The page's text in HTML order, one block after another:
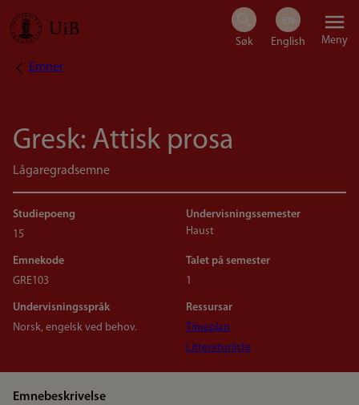
Hopp
Meny
Navigasjonssti
Emner
Gresk: Attisk prosa
Lågaregradsemne
Studiepoeng
15
Undervisningssemester
Haust
Emnekode
GRE103
Talet på semester
1
Undervisningsspråk
Norsk, engelsk ved behov.
Ressursar
Timeplan
Litteraturliste
Emnebeskrivelse